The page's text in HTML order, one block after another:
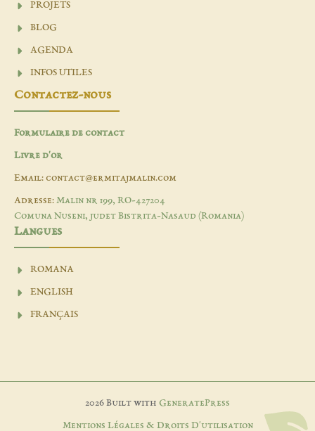
PROJETS
BLOG
AGENDA
INFOS UTILES
Contactez-nous
Formulaire de contact
Livre d'or
Email: contact@ermitajmalin.com
Adresse: Malin nr 199, RO-427204
Comuna Nuseni, judet Bistrita-Nasaud (Romania)
Langues
ROMANA
ENGLISH
FRANÇAIS
2026 Built with GeneratePress
Mentions Légales & Droits D'utilisation